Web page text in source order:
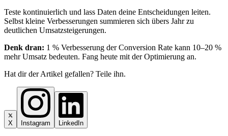
Teste kontinuierlich und lass Daten deine Entscheidungen leiten.
Selbst kleine Verbesserungen summieren sich übers Jahr zu
deutlichen Umsatzsteigerungen.
Denk dran: 1 % Verbesserung der Conversion Rate kann 10–20 %
mehr Umsatz bedeuten. Fang heute mit der Optimierung an.
Hat dir der Artikel gefallen? Teile ihn.
X Instagram LinkedIn